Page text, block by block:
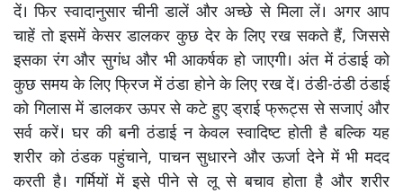
दें। फिर स्वादानुसार चीनी डालें और अच्छे से मिला लें। अगर आप
चाहें तो इसमें केसर डालकर कुछ देर के लिए रख सकते हैं, जिससे
इसका रंग और सुगंध और भी आकर्षक हो जाएगी। अंत में ठंडाई को
कुछ समय के लिए फ्रिज में ठंडा होने के लिए रख दें। ठंडी-ठंडी ठंडाई
को गिलास में डालकर ऊपर से कटे हुए ड्राई फ्रूट्स से सजाएं और
सर्व करें। घर की बनी ठंडाई न केवल स्वादिष्ट होती है बल्कि यह
शरीर को ठंडक पहुंचाने, पाचन सुधारने और ऊर्जा देने में भी मदद
करती है। गर्मियों में इसे पीने से लू से बचाव होता है और शरीर